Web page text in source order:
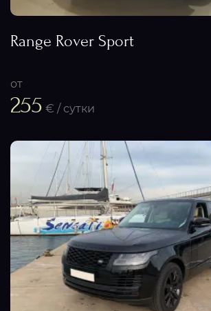
Range Rover Sport
от
255 € / сутки